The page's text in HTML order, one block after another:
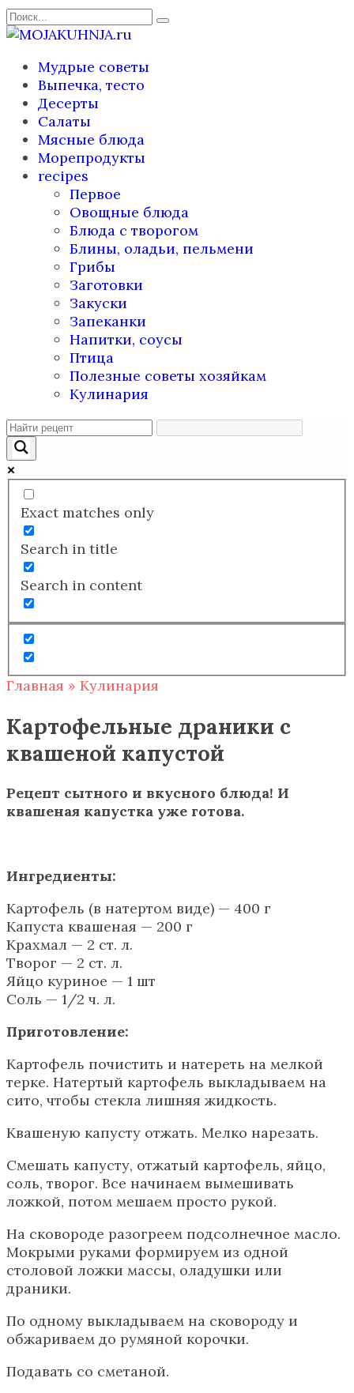
Перейти
к
Search
for:
Мудрые советы
Выпечка, тесто
Десерты
Салаты
Мясные блюда
Морепродукты
recipes
Первое
Овощные блюда
Блюда с творогом
Блины, оладьи, пельмени
Грибы
Заготовки
Закуски
Запеканки
Напитки, соусы
Птица
Полезные советы хозяйкам
Кулинария
Exact matches only
Search in title
Search in content
Главная » Кулинария
Картофельные драники с
квашеной капустой
Рецепт сытного и вкусного блюда! И
квашеная капустка уже готова.
Ингредиенты:
Картофель (в натертом виде) — 400 г
Капуста квашеная — 200 г
Крахмал — 2 ст. л.
Творог — 2 ст. л.
Яйцо куриное — 1 шт
Соль — 1/2 ч. л.
Приготовление:
Картофель почистить и натереть на мелкой
терке. Натертый картофель выкладываем на
сито, чтобы стекла лишняя жидкость.
Квашеную капусту отжать. Мелко нарезать.
Смешать капусту, отжатый картофель, яйцо,
соль, творог. Все начинаем вымешивать
ложкой, потом мешаем просто рукой.
На сковороде разогреем подсолнечное масло.
Мокрыми руками формируем из одной
столовой ложки массы, оладушки или
драники.
По одному выкладываем на сковороду и
обжариваем до румяной корочки.
Подавать со сметаной.